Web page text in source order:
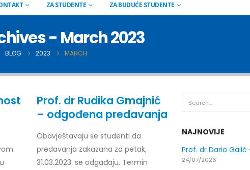
ZA STUDENTE ZA BUDUĆE STUDENTE
- March 2023
BLOG 2023 MARCH
Prof. dr Rudika Gmajnić
– odgođena predavanja
Obavještavaju se studenti da
predavanja zakazana za petak,
31.03.2023. se odgađaju. Termin
NAJNOVIJE
Obavještenje za javnost 30.07.2026.
godine
Prof. dr Dario
24/07/2026